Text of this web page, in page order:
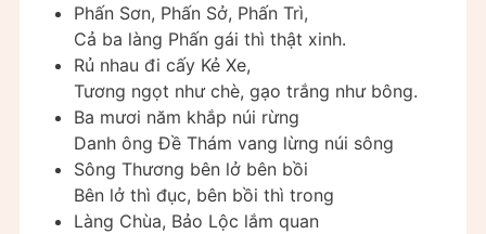
Phấn Sơn, Phấn Sở, Phấn Trì,
Cả ba làng Phấn gái thì thật xinh.
Rủ nhau đi cấy Kẻ Xe,
Tương ngọt như chè, gạo trắng như bông.
Ba mươi năm khắp núi rừng
Danh ông Đề Thám vang lừng núi sông
Sông Thương bên lở bên bồi
Bên lở thì đục, bên bồi thì trong
Làng Chùa, Bảo Lộc lắm quan